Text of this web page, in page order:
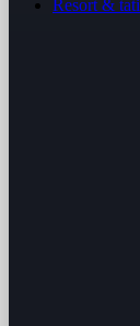
Resort &